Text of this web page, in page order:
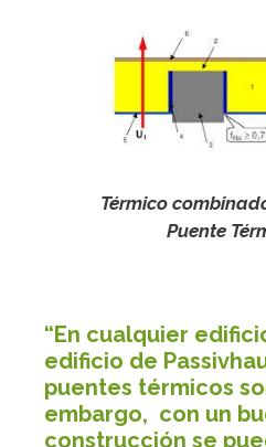
Térmico
Puente
“En cualquier
edificio de
puentes térmicos
embargo, con un
construcción se